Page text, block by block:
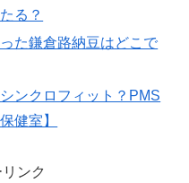
る？
た鎌倉路納豆はどこで
ンクロフィット？PMS
健室】
ンク